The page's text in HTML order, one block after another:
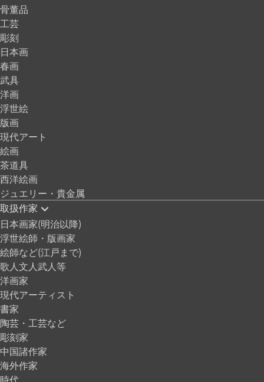
骨董品
工芸
彫刻
日本画
春画
武具
洋画
浮世絵
版画
現代アート
絵画
茶道具
西洋絵画
ジュエリー・貴金属
取扱作家
日本画家(明治以降)
浮世絵師・版画家
絵師など(江戸まで)
歌人文人武人等
洋画家
現代アーティスト
書家
陶芸・工芸など
彫刻家
中国諸作家
海外作家
時代